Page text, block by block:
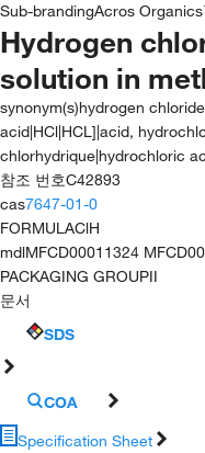
Sub-brandingAcros
Hydrogen
solution in
synonym(s)hydrogen
acid|HCl|HCL]|acid,
chlorhydrique|hydrochloric
참조 번호C42893
cas7647-01-0
FORMULAClH
mdlMFCD00011324
PACKAGING GROUPII
문서
SDS
COA
Specification Sheet